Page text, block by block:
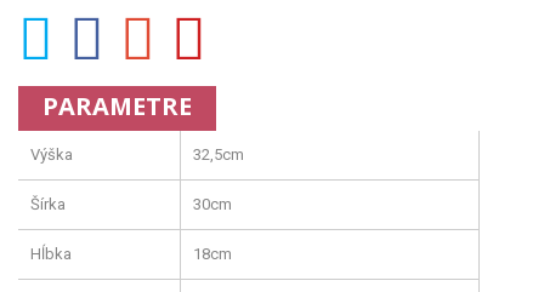
PARAMETRE
Výška 32,5cm
Šírka 30cm
Hĺbka 18cm